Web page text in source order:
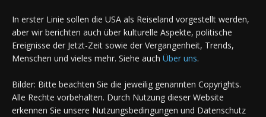
In erster Linie sollen die USA als Reiseland vorgestellt werden,
aber wir berichten auch über kulturelle Aspekte, politische
Ereignisse der Jetzt-Zeit sowie der Vergangenheit, Trends,
Menschen und vieles mehr. Siehe auch Über uns.
Bilder: Bitte beachten Sie die jeweilig genannten Copyrights.
Alle Rechte vorbehalten. Durch Nutzung dieser Website
erkennen Sie unsere Nutzungsbedingungen und Datenschutz